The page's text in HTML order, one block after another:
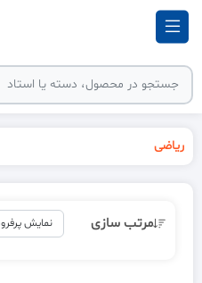
ریاضی
مرتب سازی